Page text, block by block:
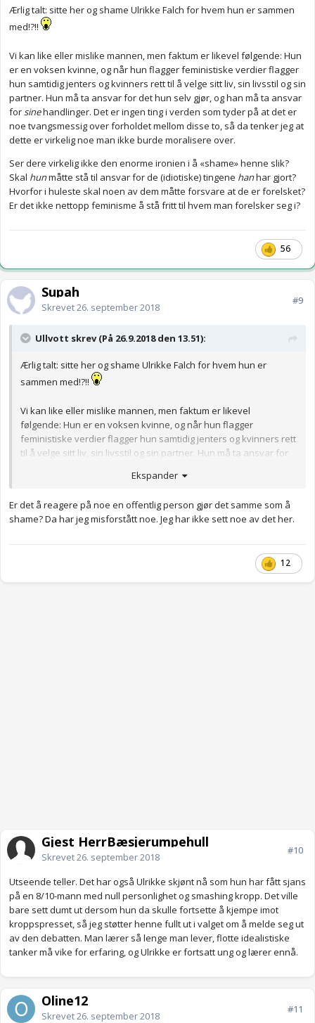
Ærlig talt: sitte her og shame Ulrikke Falch for hvem hun er sammen
med!?!!
Vi kan like eller mislike mannen, men faktum er likevel følgende: Hun
er en voksen kvinne, og når hun flagger feministiske verdier flagger
hun samtidig jenters og kvinners rett til å velge sitt liv, sin livsstil og sin
partner. Hun må ta ansvar for det hun selv gjør, og han må ta ansvar
forsinehandlinger. Det er ingen ting i verden som tyder på at det er
noe tvangsmessig over forholdet mellom disse to, så da tenker jeg at
dette er virkelig noe man ikke burde moralisere over.
Ser dere virkelig ikke den enorme ironien i å «shame» henne slik?
Skal hunmåtte stå til ansvar for de (idiotiske) tingene hanhar gjort?
Hvorfor i huleste skal noen av dem måtte forsvare at de er forelsket?
Er det ikke nettopp feminisme å stå fritt til hvem man forelsker seg i?
56
Supah
Skrevet26. september 2018
#9
Ullvott skrev (På 26.9.2018 den 13.51):
Ærlig talt: sitte her og shame Ulrikke Falch for hvem hun er
sammen med!?!!
Vi kan like eller mislike mannen, men faktum er likevel
følgende: Hun er en voksen kvinne, og når hun flagger
feministiske verdier flagger hun samtidig jenters og kvinners rett
til å velge sitt liv, sin livsstil og sin partner. Hun må ta ansvar for
ingen ting i verden som tyder på at det er noe tvangsmessig over
noe man ikke burde moralisere over.
har gjort? Hvorfor i huleste skal noen av dem måtte forsvare at
de er forelsket? Er det ikke nettopp feminisme å stå fritt til hvem
Ekspander
Er det å reagere på noe en offentlig person gjør det samme som å
shame? Da har jeg misforstått noe. Jeg har ikke sett noe av det her.
12
Gjest HerrBæsjerumpehull
Skrevet26. september 2018
#10
Utseende teller. Det har også Ulrikke skjønt nå som hun har fått sjans
på en 8/10-mann med null personlighet og smashing kropp. Det ville
bare sett dumt ut dersom hun da skulle fortsette å kjempe imot
kroppspresset, så jeg støtter henne fullt ut i valget om å melde seg ut
av den debatten. Man lærer så lenge man lever, flotte idealistiske
tanker må vike for erfaring, og Ulrikke er fortsatt ung og lærer ennå.
Oline12
Skrevet26. september 2018
#11